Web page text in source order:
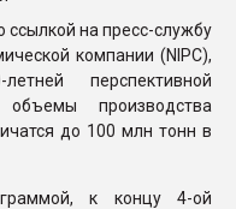
ссылкой на пресс-службу
компании (NIPC),
перспективной
производства
до 100 млн тонн в
к концу 4-ой